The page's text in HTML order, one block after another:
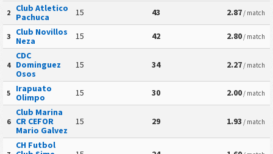
2
Club Atletico
Pachuca
15 43 2.87/ match
3
Club Novillos
Neza
15 42 2.80/ match
4
CDC
Dominguez
Osos
15 34 2.27/ match
5
Irapuato
Olimpo
15 30 2.00/ match
6
Club Marina
CR CEFOR
Mario Galvez
15 29 1.93 / match
CH Futbol